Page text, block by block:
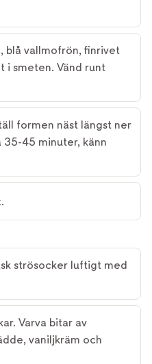
blå vallmofrön, finrivet
i smeten. Vänd runt
formen näst längst ner
45 minuter, känn
strösocker luftigt med
Varva bitar av
vaniljkräm och